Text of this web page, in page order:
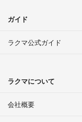
ガイド
ラクマ公式ガイド
ラクマについて
会社概要